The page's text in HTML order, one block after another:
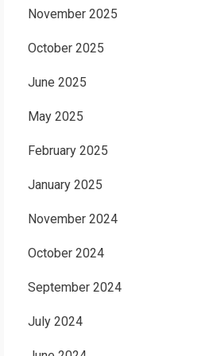
November 2025
October 2025
June 2025
May 2025
February 2025
January 2025
November 2024
October 2024
September 2024
July 2024